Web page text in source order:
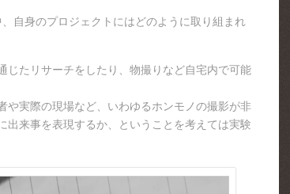
自身のプロジェクトにはどのように取り組まれ
じたリサーチをしたり、物撮りなど自宅内で可能
や実際の現場など、いわゆるホンモノの撮影が非
来事を表現するか、ということを考えては実験